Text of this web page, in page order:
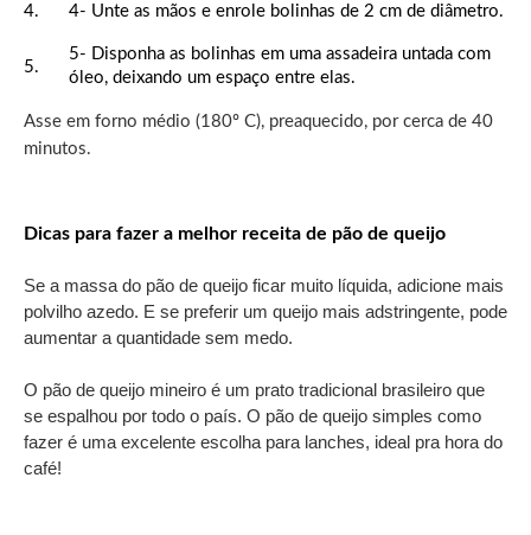
4- Unte as mãos e enrole bolinhas de 2 cm de diâmetro.
5- Disponha as bolinhas em uma assadeira untada com
óleo, deixando um espaço entre elas.
Asse em forno médio (180º C), preaquecido, por cerca de 40
minutos.
Dicas para fazer a melhor receita de pão de queijo
Se a massa do pão de queijo ficar muito líquida, adicione mais
polvilho azedo. E se preferir um queijo mais adstringente, pode
aumentar a quantidade sem medo.
O pão de queijo mineiro é um prato tradicional brasileiro que
se espalhou por todo o país. O pão de queijo simples como
fazer é uma excelente escolha para lanches, ideal pra hora do
café!